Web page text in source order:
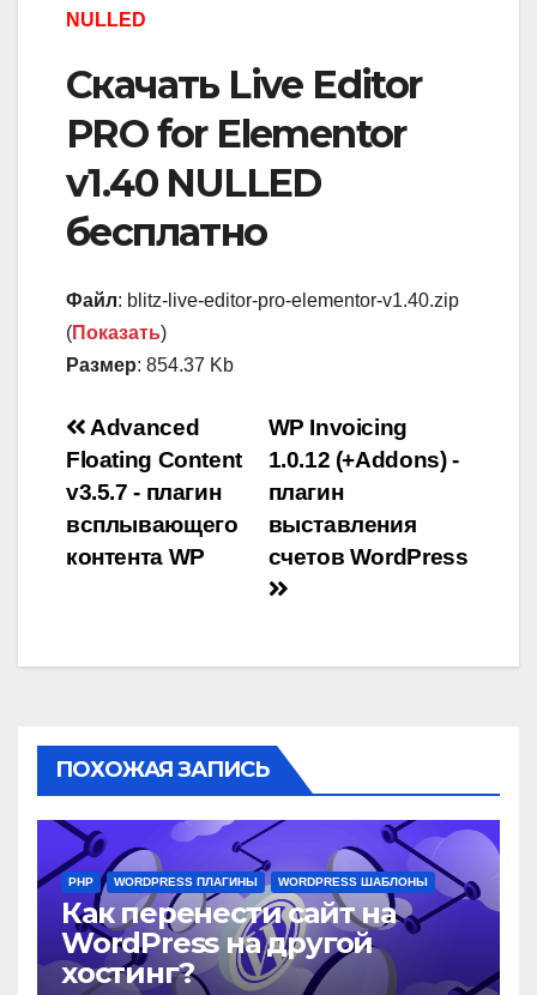
NULLED
Скачать Live Editor
PRO for Elementor
v1.40 NULLED
бесплатно
Файл: blitz-live-editor-pro-elementor-v1.40.zip
(Показать)
Размер: 854.37 Kb
Навигация
по
записям
WP Invoicing
1.0.12 (+Addons) -
плагин
выставления
счетов WordPress
Advanced
Floating Content
v3.5.7 - плагин
всплывающего
контента WP
ПОХОЖАЯ ЗАПИСЬ
PHP WORDPRESS ПЛАГИНЫ WORDPRESS ШАБЛОНЫ
Как перенести сайт на
WordPress на другой
хостинг?